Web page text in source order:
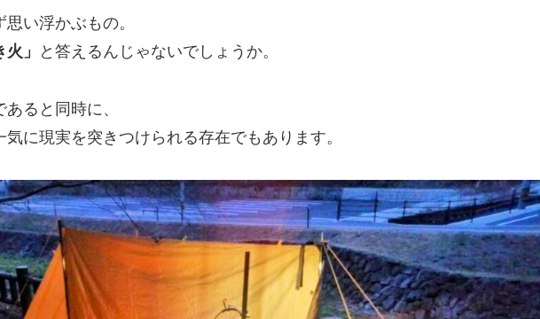
い浮かぶもの。
火」 と答えるんじゃないでしょうか。
ると同時に、
に現実を突きつけられる存在でもあります。